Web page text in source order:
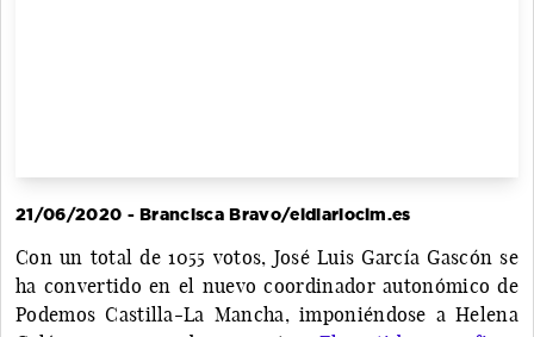
21/06/2020 - Brancisca Bravo/eldiarioclm.es
Con un total de 1055 votos, José Luis García Gascón se
ha convertido en el nuevo coordinador autonómico de
Podemos Castilla-La Mancha, imponiéndose a Helena